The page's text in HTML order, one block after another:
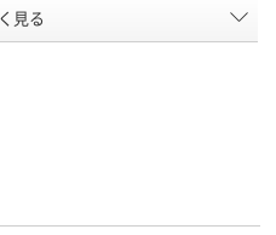
20 20
見る